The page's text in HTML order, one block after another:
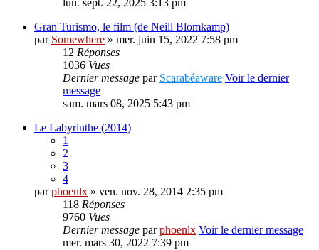
lun. sept. 22, 2025 3:13 pm
Gran Turismo, le film (de Neill Blomkamp)
par Somewhere » mer. juin 15, 2022 7:58 pm
12 Réponses
1036 Vues
Dernier message par Scarabéaware Voir le dernier
message
sam. mars 08, 2025 5:43 pm
Le Labyrinthe (2014)
1
2
3
4
parphoenlx » ven. nov. 28, 2014 2:35 pm
118 Réponses
9760 Vues
Dernier message parphoenlx Voir le dernier message
mer. mars 30, 2022 7:39 pm